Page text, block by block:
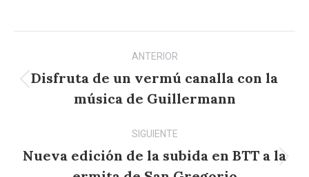
Navegación
entre
publicaciones
ANTERIOR
Publicación
anterior:
Disfruta de un vermú canalla con la
música de Guillermann
SIGUIENTE
Publicación
Nueva edición de la subida en BTT a la